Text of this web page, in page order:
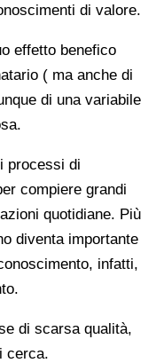
di valore.
effetto benefico
( ma anche di
di una variabile
processi di
compiere grandi
quotidiane. Più
diventa importante
infatti,
di scarsa qualità,
cerca.